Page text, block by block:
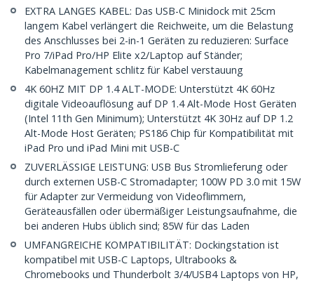
EXTRA LANGES KABEL: Das USB-C Minidock mit 25cm
langem Kabel verlängert die Reichweite, um die Belastung
des Anschlusses bei 2-in-1 Geräten zu reduzieren: Surface
Pro 7/iPad Pro/HP Elite x2/Laptop auf Ständer;
Kabelmanagement schlitz für Kabel verstauung
4K 60HZ MIT DP 1.4 ALT-MODE: Unterstützt 4K 60Hz
digitale Videoauflösung auf DP 1.4 Alt-Mode Host Geräten
(Intel 11th Gen Minimum); Unterstützt 4K 30Hz auf DP 1.2
Alt-Mode Host Geräten; PS186 Chip für Kompatibilität mit
iPad Pro und iPad Mini mit USB-C
ZUVERLÄSSIGE LEISTUNG: USB Bus Stromlieferung oder
durch externen USB-C Stromadapter; 100W PD 3.0 mit 15W
für Adapter zur Vermeidung von Videoflimmern,
Geräteausfällen oder übermäßiger Leistungsaufnahme, die
bei anderen Hubs üblich sind; 85W für das Laden
UMFANGREICHE KOMPATIBILITÄT: Dockingstation ist
kompatibel mit USB-C Laptops, Ultrabooks &
Chromebooks und Thunderbolt 3/4/USB4 Laptops von HP,